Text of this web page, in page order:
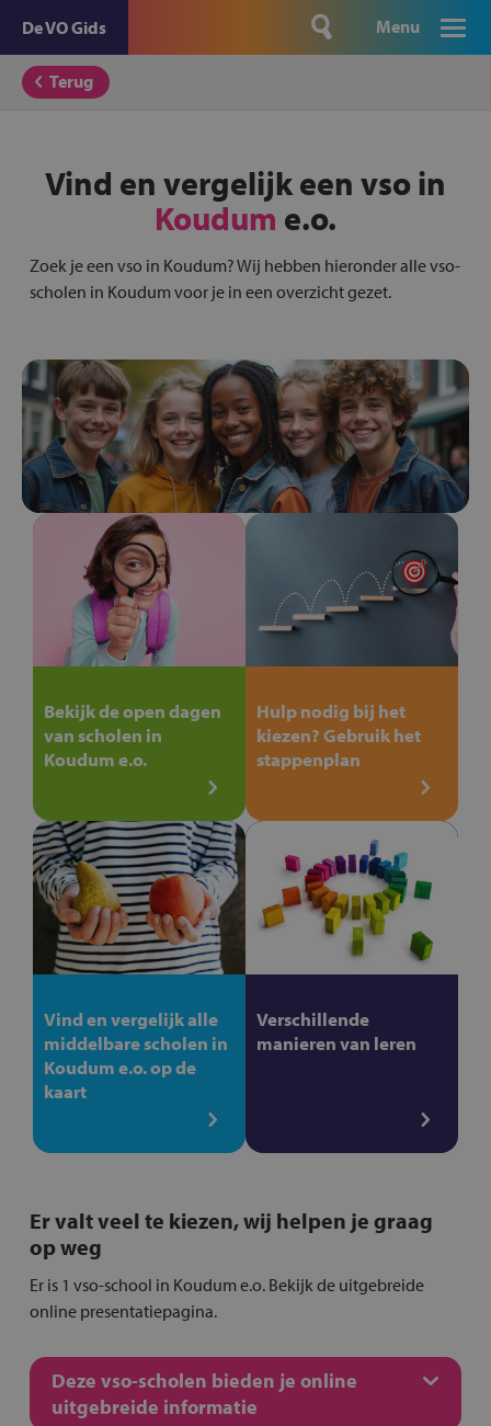
De VO Gids Menu
Terug
Vind en vergelijk een vso in
Koudum e.o.
Zoek je een vso in Koudum? Wij hebben hieronder alle vso-
scholen in Koudum voor je in een overzicht gezet.
Bekijk de open dagen
van scholen in
Koudum e.o.
Hulp nodig bij het
kiezen? Gebruik het
stappenplan
Vind en vergelijk alle
middelbare scholen in
Koudum e.o. op de
kaart
Verschillende
manieren van leren
Er valt veel te kiezen, wij helpen je graag
op weg
Er is 1 vso-school in Koudum e.o. Bekijk de uitgebreide
online presentatiepagina.
Deze vso-scholen bieden je online
uitgebreide informatie